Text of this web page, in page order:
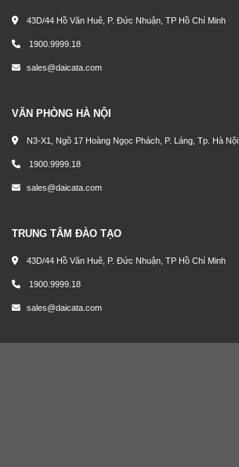
43D/44 Hồ Văn Huê, P. Đức Nhuận, TP Hồ Chí Minh
1900.9999.18
sales@daicata.com
VĂN PHÒNG HÀ NỘI
N3-X1, Ngõ 17 Hoàng Ngọc Phách, P. Láng, Tp. Hà Nội
1900.9999.18
sales@daicata.com
TRUNG TÂM ĐÀO TẠO
43D/44 Hồ Văn Huê, P. Đức Nhuận, TP Hồ Chí Minh
1900.9999.18
sales@daicata.com